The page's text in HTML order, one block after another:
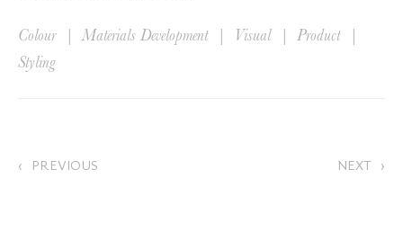
Colour | Materials Development | Visual | Product |
Styling
‹ PREVIOUS ›
NEXT